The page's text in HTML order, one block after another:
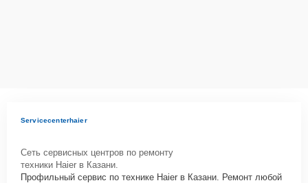
Servicecenterhaier
Сеть сервисных центров по ремонту
техники Haier в Казани.
Профильный сервис по технике Haier в Казани. Ремонт любой